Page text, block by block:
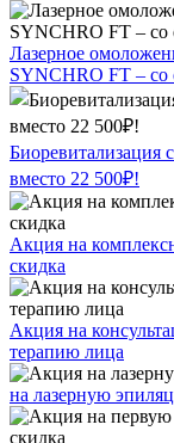
Лазерное
SYNCHRO FT – со
Биоревитализация
вместо 22 500₽!
Акция на
скидка
Акция на
терапию лица
на лазерную